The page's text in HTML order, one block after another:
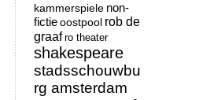
kammerspiele non-
fictieoostpool rob de
graaf ro theater
shakespeare
stadsschouwbu
rg amsterdam